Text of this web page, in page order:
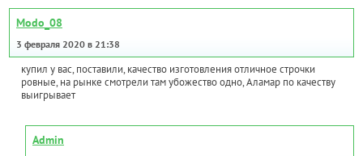
Modo_08
3 февраля 2020 в 21:38
купил у вас, поставили, качество изготовления отличное строчки
ровные, на рынке смотрели там убожество одно, Аламар по качеству
выигрывает
Admin